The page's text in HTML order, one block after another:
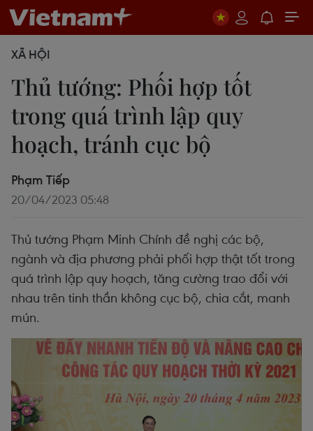
XÃ HỘI
Thủ tướng: Phối hợp tốt
trong quá trình lập quy
hoạch, tránh cục bộ
Phạm Tiếp
20/04/2023 05:48
Thủ tướng Phạm Minh Chính đề nghị các bộ,
ngành và địa phương phải phối hợp thật tốt trong
quá trình lập quy hoạch, tăng cường trao đổi với
nhau trên tinh thần không cục bộ, chia cắt, manh
mún.